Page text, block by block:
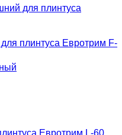
плинтуса Евротрим F-